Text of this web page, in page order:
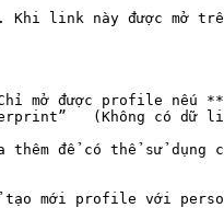
Khi link này được
mở được profile nếu
(Không có
để có thể sử dụng
tạo mới profile với